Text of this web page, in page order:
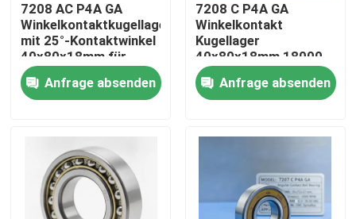
Produkte
Über uns
7208 AC P4A GA
Winkelkontaktkugellager
mit 25°-Kontaktwinkel
40x80x18mm für
16000 RPM CNC
Spindeln
Anfrage absenden
7208 C P4A GA
Winkelkontakt
Kugellager
40x80x18mm 18000
Drehzahl pro Sekunde
für
Hochleistungsmaschinen
Anfrage absenden